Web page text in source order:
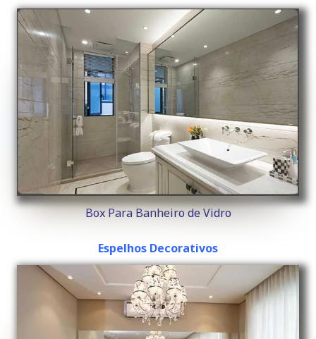
Box Para Banheiro de Vidro
Espelhos Decorativos